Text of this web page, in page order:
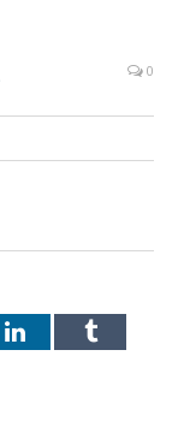
0
LinkedInTumblr